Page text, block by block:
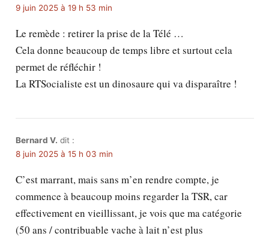
9 juin 2025 à 19 h 53 min
Le remède : retirer la prise de la Télé …
Cela donne beaucoup de temps libre et surtout cela
permet de réfléchir !
La RTSocialiste est un dinosaure qui va disparaître !
Bernard V. dit :
8 juin 2025 à 15 h 03 min
C’est marrant, mais sans m’en rendre compte, je
commence à beaucoup moins regarder la TSR, car
effectivement en vieillissant, je vois que ma catégorie
(50 ans / contribuable vache à lait n’est plus